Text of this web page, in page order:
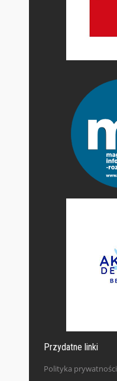
Przydatne linki
Polityka prywatności